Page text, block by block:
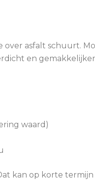
asfalt schuurt.
en
waard)
kan op korte